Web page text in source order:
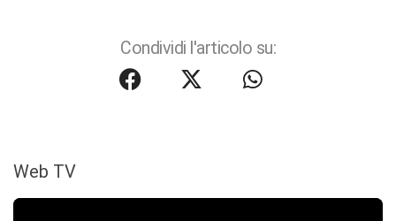
Condividi l'articolo su:
Web TV